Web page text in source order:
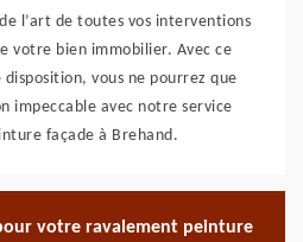
l’art de toutes vos interventions
votre bien immobilier. Avec ce
vous ne pourrez que
impeccable avec notre service
façade à Brehand.
votre ravalement peinture